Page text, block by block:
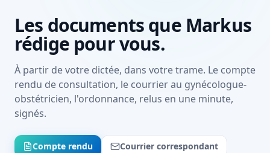
Les documents que Markus
rédige pour vous.
À partir de votre dictée, dans votre trame. Le compte
rendu de consultation, le courrier au gynécologue-
obstétricien, l'ordonnance, relus en une minute,
signés.
Compte rendu
Courrier correspondant